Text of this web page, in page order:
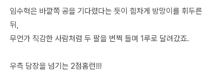
임수혁은 바깥쪽 공을 기다렸다는 듯이 힘차게 방망이를 휘두른
뒤,
무언가 직감한 사람처럼 두 팔을 번쩍 들며 1루로 달려갔죠.
우측 담장을 넘기는 2점홈런!!!